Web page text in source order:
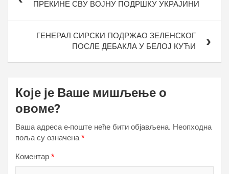
ПРЕКИНЕ СВУ ВОЈНУ ПОДРШКУ УКРАЈИНИ
ГЕНЕРАЛ СИРСКИ ПОДРЖАО ЗЕЛЕНСКОГ
ПОСЛЕ ДЕБАКЛА У БЕЛОЈ КУЋИ
Које је Ваше мишљење о
овоме?
Ваша адреса е-поште неће бити објављена. Неопходна
поља су означена*
Коментар *